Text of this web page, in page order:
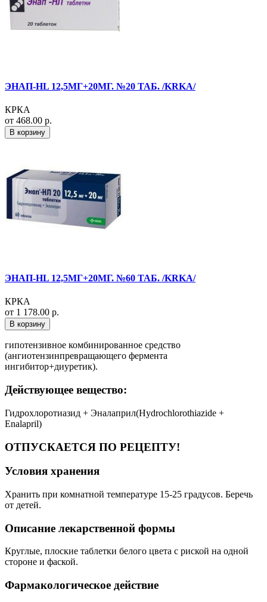
ЭНАП-HL 12,5МГ+20МГ. №20 ТАБ. /KRKA/
КРКА
от 468.00 р.
В корзину
ЭНАП-HL 12,5МГ+20МГ. №60 ТАБ. /KRKA/
КРКА
от 1 178.00 р.
В корзину
гипотензивное комбинированное средство
(ангиотензинпревращающего фермента
ингибитор+диуретик).
Действующее вещество:
Гидрохлоротиазид + Эналаприл(Hydrochlorothiazide +
Enalapril)
ОТПУСКАЕТСЯ ПО РЕЦЕПТУ!
Условия хранения
Хранить при комнатной температуре 15-25 градусов. Беречь
от детей.
Описание лекарственной формы
Круглые, плоские таблетки белого цвета с риской на одной
стороне и фаской.
Фармакологическое действие